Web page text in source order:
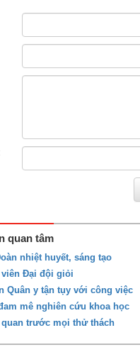
quan tâm
nhiệt huyết, sáng tạo
Đại đội giỏi
Quân y tận tụy với công việc
mê nghiên cứu khoa học
quan trước mọi thử thách